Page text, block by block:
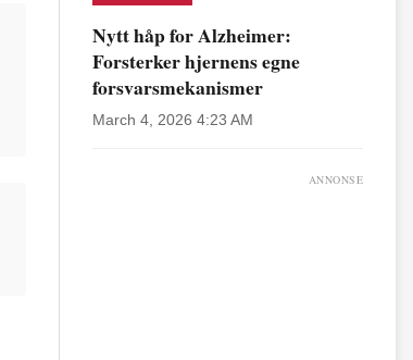
Nytt håp for Alzheimer:
Forsterker hjernens egne
forsvarsmekanismer
March 4, 2026 4:23 AM
ANNONSE